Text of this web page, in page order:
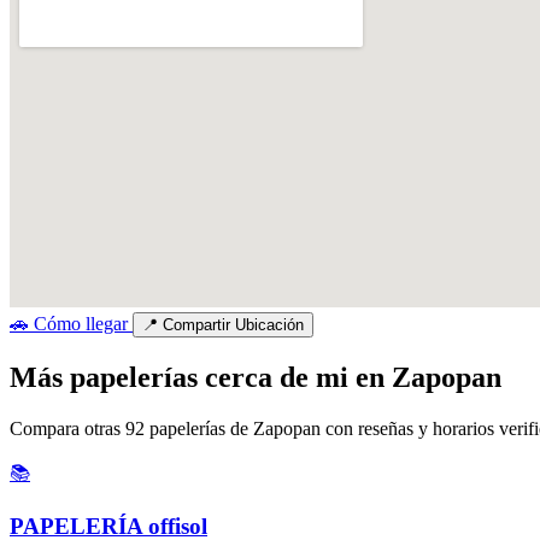
🚗 Cómo llegar 📍 Compartir Ubicación
Más papelerías cerca de mi en Zapopan
Compara otras 92 papelerías de Zapopan con reseñas y horarios
📚
PAPELERÍA offisol